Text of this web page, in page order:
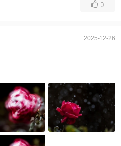
0
2025-12-26